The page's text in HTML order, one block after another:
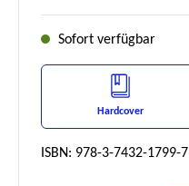
Sofort verfügbar
Hardcover
ISBN: 978-3-7432-1799-7